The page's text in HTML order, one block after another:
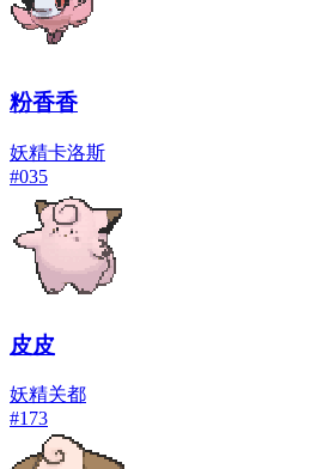
粉香香
妖精卡洛斯
#035
皮皮
妖精关都
#173